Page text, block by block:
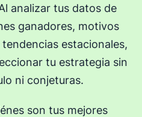
analizar tus datos de
ganadores, motivos
estacionales,
tu estrategia sin
ni conjeturas.
son tus mejores